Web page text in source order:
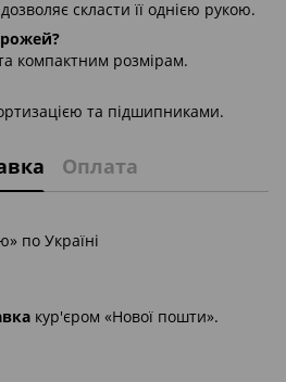
скласти її однією рукою.
компактним розмірам.
та підшипниками.
Оплата
по Україні
кур'єром «Нової пошти».